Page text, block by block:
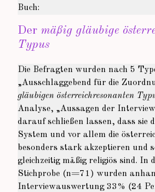
Buch:
Der mäßig gläubige
Typus
Die Befragten wurden nach 5
„Ausschlaggebend für die
gläubigen österreichresonanten
Analyse, „Aussagen der
darauf schließen lassen, dass sie
System und vor allem die
besonders stark akzeptieren und
gleichzeitig mäßig religiös sind. In
Stichprobe (n=71) wurden
Interviewauswertung 33% (24